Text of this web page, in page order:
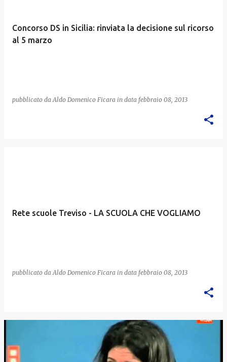
Concorso DS in Sicilia: rinviata la decisione sul ricorso
al 5 marzo
pubblicato da Aldo Domenico Ficara in data febbraio 08, 2013
Rete scuole Treviso - LA SCUOLA CHE VOGLIAMO
pubblicato da Aldo Domenico Ficara in data febbraio 08, 2013